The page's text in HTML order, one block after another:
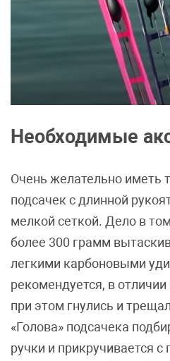
Необходимые
Очень желательно иметь
подсачек с длинной
мелкой сеткой. Дело в
более 300 грамм
легкими карбоновыми
рекомендуется, в
при этом гнулись и
«Голова» подсачека
ручки и прикручивается